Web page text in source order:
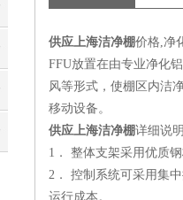
供应上海洁净棚价格,净
FFU放置在由专业净化
风等形式，使棚区内洁
移动设备。
供应上海洁净棚详细说
1． 整体支架采用优质
2． 控制系统可采用集
运行成本。